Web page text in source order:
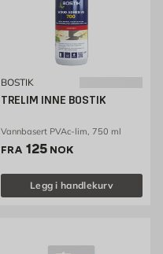
BOSTIK
TRELIM INNE BOSTIK
Vannbasert PVAc-lim, 750 ml
FRA Pris 125 NOK /stk
125 NOK
Legg i handlekurv